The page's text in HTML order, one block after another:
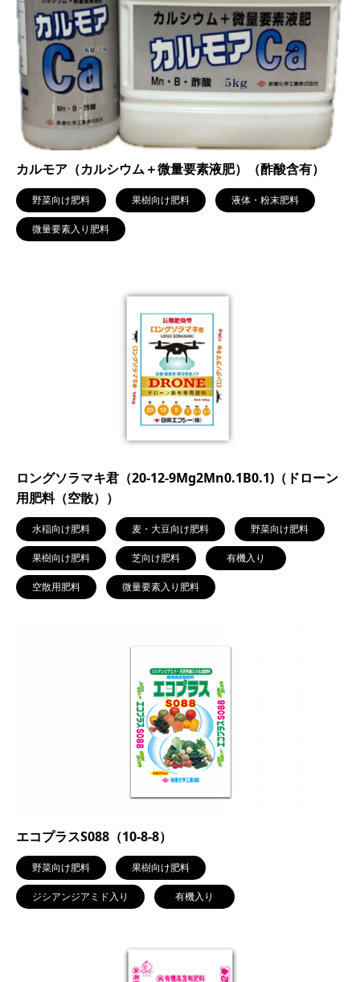
カルモア（カルシウム＋微量要素液肥）（酢酸含有）
野菜向け肥料 果樹向け肥料 液体・粉末肥料
微量要素入り肥料
ロングソラマキ君（20-12-9Mg2Mn0.1B0.1)（ドローン
用肥料（空散））
水稲向け肥料 麦・大豆向け肥料 野菜向け肥料
果樹向け肥料 芝向け肥料 有機入り
空散用肥料 微量要素入り肥料
エコプラスS088（10-8-8）
野菜向け肥料 果樹向け肥料
ジシアンジアミド入り 有機入り